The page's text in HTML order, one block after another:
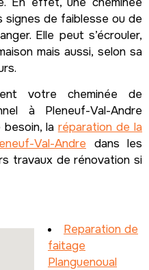
de faiblesse ou de
Elle peut s’écrouler,
mais aussi, selon sa
votre cheminée de
à Pleneuf-Val-Andre
la réparation de la
Val-Andre dans les
travaux de rénovation si
Reparation de
faitage
Planguenoual